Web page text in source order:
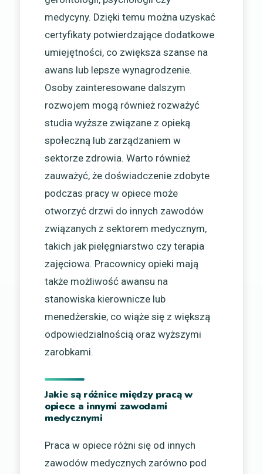
medycyny. Dzięki temu można uzyskać
certyfikaty potwierdzające dodatkowe
umiejętności, co zwiększa szanse na
awans lub lepsze wynagrodzenie.
Osoby zainteresowane dalszym
rozwojem mogą również rozważyć
studia wyższe związane z opieką
społeczną lub zarządzaniem w
sektorze zdrowia. Warto również
zauważyć, że doświadczenie zdobyte
podczas pracy w opiece może
otworzyć drzwi do innych zawodów
związanych z sektorem medycznym,
takich jak pielęgniarstwo czy terapia
zajęciowa. Pracownicy opieki mają
także możliwość awansu na
stanowiska kierownicze lub
menedżerskie, co wiąże się z większą
odpowiedzialnością oraz wyższymi
zarobkami.
Jakie są różnice między pracą w
opiece a innymi zawodami
medycznymi
Praca w opiece różni się od innych
zawodów medycznych zarówno pod